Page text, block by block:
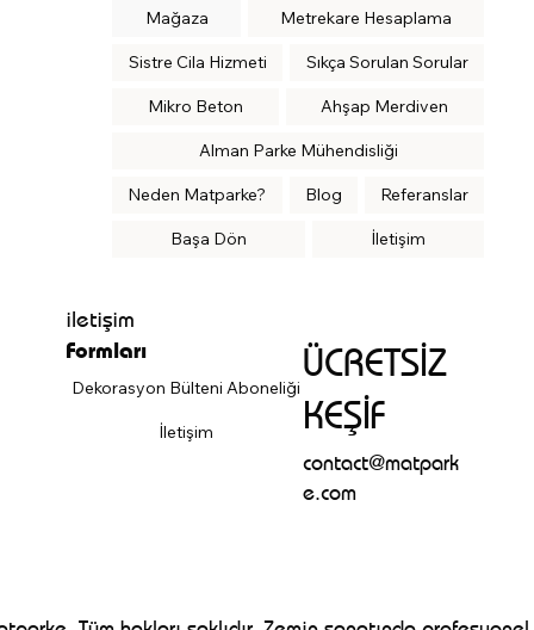
Mağaza Metrekare Hesaplama
Sistre Cila Hizmeti Sıkça Sorulan Sorular
Mikro Beton Ahşap Merdiven
Alman Parke Mühendisliği
Neden Matparke? Blog Referanslar
Başa Dön İletişim
iletişim
Formları
Dekorasyon Bülteni Aboneliği
İletişim
ÜCRETSİZ
KEŞİF
contact@matpark
e.com